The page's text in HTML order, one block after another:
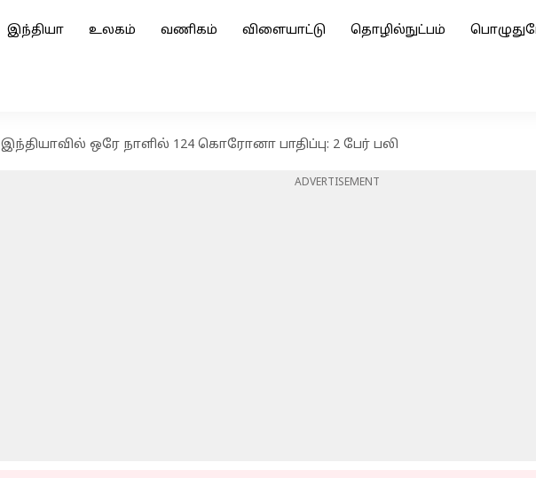
இந்தியா உலகம் வணிகம் விளையாட்டு தொழில்நுட்பம்
இந்தியாவில் ஒரே நாளில் 124 கொரோனா பாதிப்பு: 2 பேர் பலி
ADVERTISEMENT